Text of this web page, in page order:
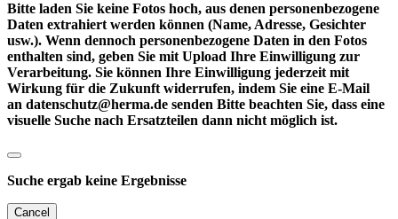
Bitte laden Sie keine Fotos hoch, aus denen personenbezogene
Daten extrahiert werden können (Name, Adresse, Gesichter
usw.). Wenn dennoch personenbezogene Daten in den Fotos
enthalten sind, geben Sie mit Upload Ihre Einwilligung zur
Verarbeitung. Sie können Ihre Einwilligung jederzeit mit
Wirkung für die Zukunft widerrufen, indem Sie eine E-Mail
an datenschutz@herma.de senden Bitte beachten Sie, dass eine
visuelle Suche nach Ersatzteilen dann nicht möglich ist.
Suche ergab keine Ergebnisse
Cancel